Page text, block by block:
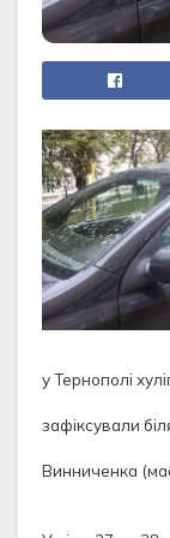
у Тернополі
зафіксували
Винниченка